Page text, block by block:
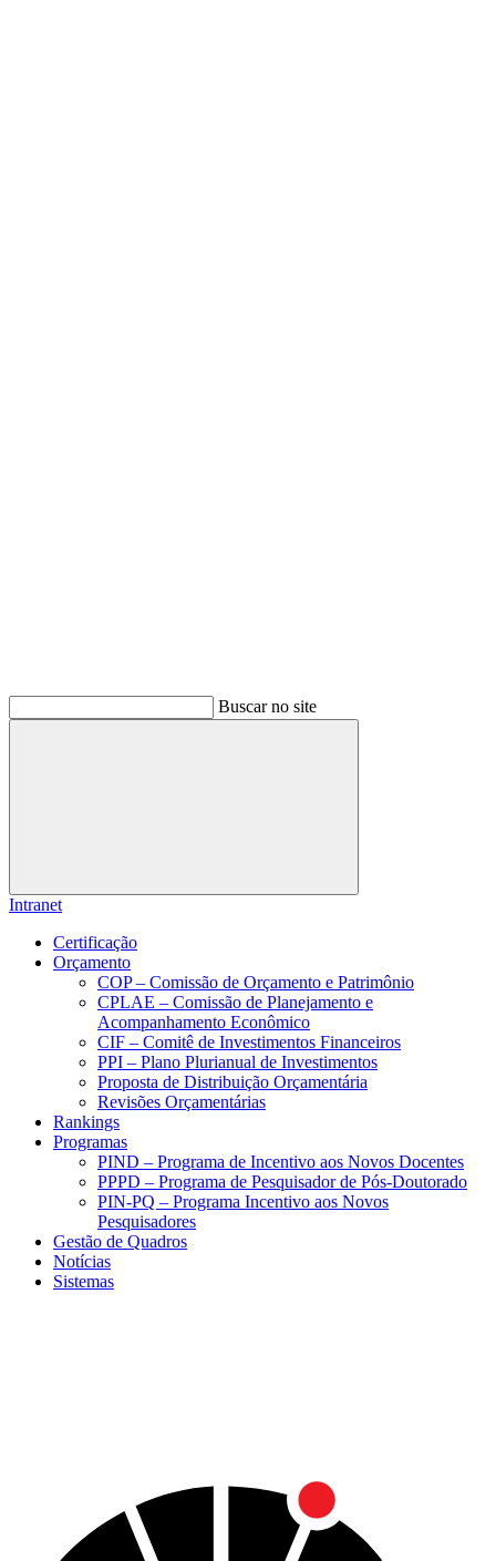
Buscar no site
Buscar
Intranet
Certificação
Orçamento
COP – Comissão de Orçamento e Patrimônio
CPLAE – Comissão de Planejamento e
Acompanhamento Econômico
CIF – Comitê de Investimentos Financeiros
PPI – Plano Plurianual de Investimentos
Proposta de Distribuição Orçamentária
Revisões Orçamentárias
Rankings
Programas
PIND – Programa de Incentivo aos Novos Docentes
PPPD – Programa de Pesquisador de Pós-Doutorado
PIN-PQ – Programa Incentivo aos Novos
Pesquisadores
Gestão de Quadros
Notícias
Sistemas